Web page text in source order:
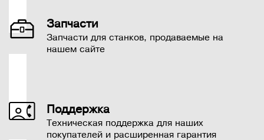
Запчасти
Запчасти для станков, продаваемые на
нашем сайте
Поддержка
Техническая поддержка для наших
покупателей и расширенная гарантия